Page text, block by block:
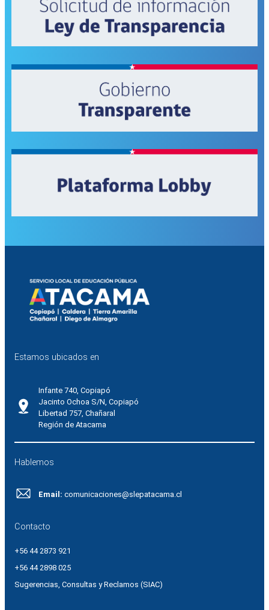
Estamos ubicados en
Infante 740, Copiapó
Jacinto Ochoa S/N, Copiapó
Libertad 757, Chañaral
Región de Atacama
Hablemos
Email: comunicaciones@slepatacama.cl
Contacto
+56 44 2873 921
+56 44 2898 025
Sugerencias, Consultas y Reclamos (SIAC)